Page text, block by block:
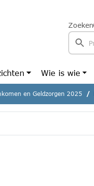
Zoeken
Wie is wie
en Geldzorgen 2025